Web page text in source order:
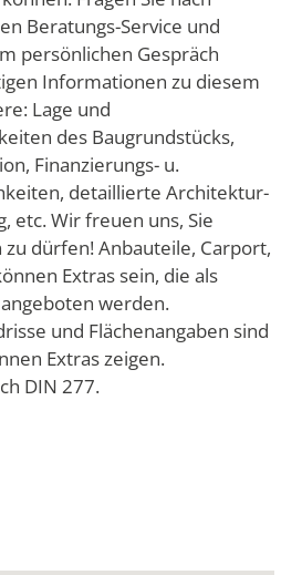
Beratungs-Service und
persönlichen Gespräch
Informationen zu diesem
Lage und
des Baugrundstücks,
Finanzierungs- u.
detaillierte Architektur-
etc. Wir freuen uns, Sie
dürfen! Anbauteile, Carport,
Extras sein, die als
werden.
und Flächenangaben sind
Extras zeigen.
DIN 277.